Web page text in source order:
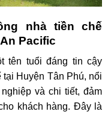
nhà tiền chế
Pacific
tên tuổi đáng tin cậy
Huyện Tân Phú, nổi
và chi tiết, đảm
khách hàng. Đây là